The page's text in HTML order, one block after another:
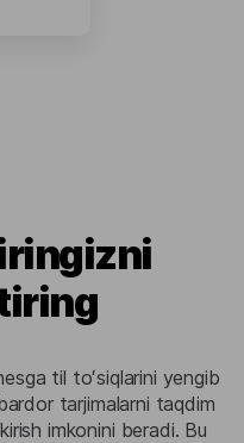
til toʻsiqlarini yengib
tarjimalarni taqdim
imkonini beradi. Bu